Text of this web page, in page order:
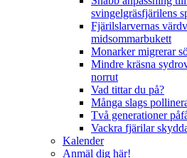
svingelgräsfjärilens
Fjärilslarvernas
midsommarbukett
Monarker migrerar
Mindre kräsna
norrut
Vad tittar du på?
Många slags
Två generationer
Vackra fjärilar
Kalender
Anmäl dig här!